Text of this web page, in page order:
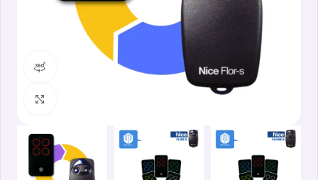
360 vista prodotto